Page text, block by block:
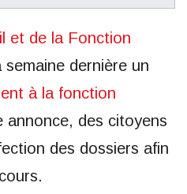
et de la Fonction
semaine dernière un
à la fonction
annonce, des citoyens
des dossiers afin